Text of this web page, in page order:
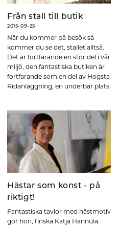
Från stall till butik
2015-09-25
När du kommer på besök så
kommer du se det, stallet alltså.
Det är fortfarande en stor del i vår
miljö, den fantastiska butiken är
fortfarande som en del av Hogsta
Ridanläggning, en underbar plats
Hästar som konst - på
riktigt!
Fantastiska tavlor med hästmotiv
gör hon, finska Katja Hannula.